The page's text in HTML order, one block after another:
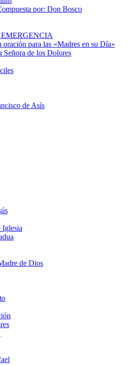
por: Don Bosco
para las «Madres en su Día»
Señora de los Dolores
de Asís
Iglesia
de Dios